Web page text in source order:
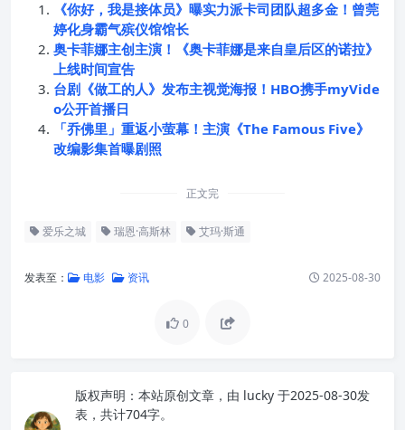
《你好，我是接体员》曝实力派卡司团队超多金！曾莞
婷化身霸气殡仪馆馆长
奥卡菲娜主创主演！《奥卡菲娜是来自皇后区的诺拉》
上线时间宣告
台剧《做工的人》发布主视觉海报！HBO携手myVide
o公开首播日
「乔佛里」重返小萤幕！主演《The Famous Five》
改编影集首曝剧照
正文完
爱乐之城 瑞恩·高斯林 艾玛·斯通
发表至： 电影 资讯 2025-08-30
0
版权声明： 本站原创文章，由 lucky 于2025-08-30发
表，共计704字。